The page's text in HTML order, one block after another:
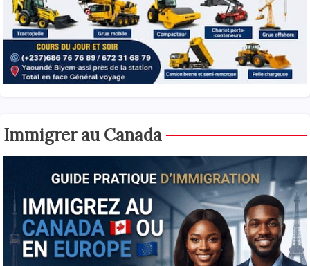
Immigrer au Canada